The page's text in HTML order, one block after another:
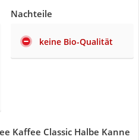
Nachteile
keine Bio-Qualität
Kaffee Classic Halbe Kanne